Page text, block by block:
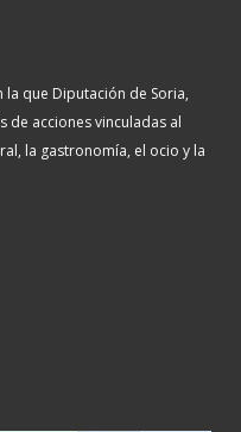
la que Diputación de Soria,
de acciones vinculadas al
la gastronomía, el ocio y la